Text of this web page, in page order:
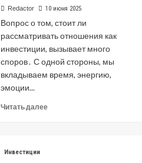
Redactor 10 июня 2025
Вопрос о том, стоит ли
рассматривать отношения как
инвестиции, вызывает много
споров․ С одной стороны, мы
вкладываем время, энергию,
эмоции...
Читать далееRead
Инвестиции